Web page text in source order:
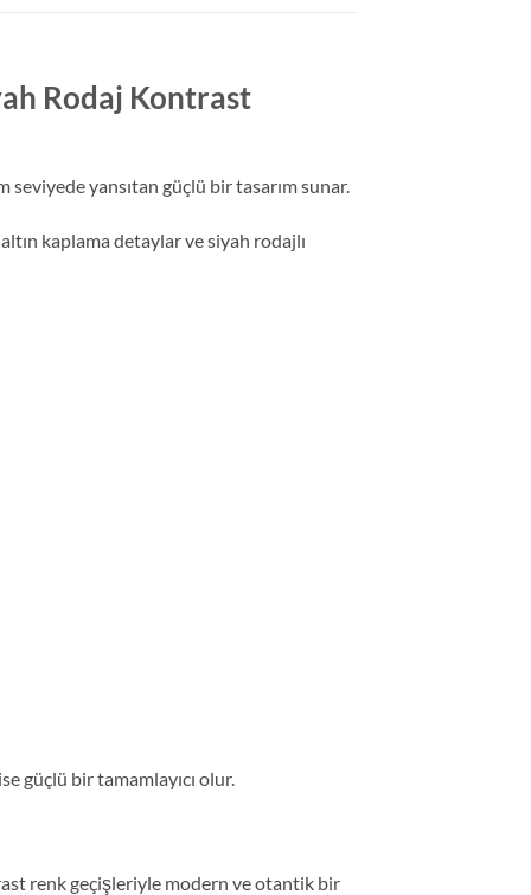
Rodaj Kontrast
seviyede yansıtan güçlü bir tasarım sunar.
kaplama detaylar ve siyah rodajlı
güçlü bir tamamlayıcı olur.
renk geçişleriyle modern ve otantik bir